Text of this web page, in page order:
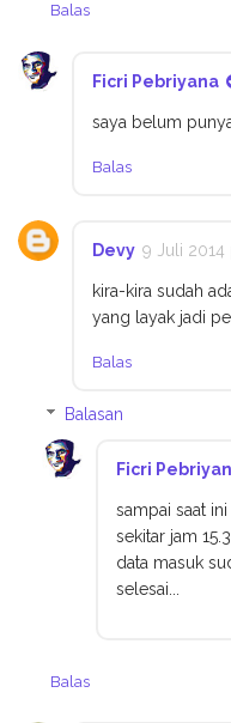
Balas
Ficri Pebriyana
saya belum
Balas
Devy 9 Juli 2014
kira-kira sudah
yang layak jadi
Balas
Balasan
Ficri
sampai saat
sekitar jam
data masuk
selesai...
Balas